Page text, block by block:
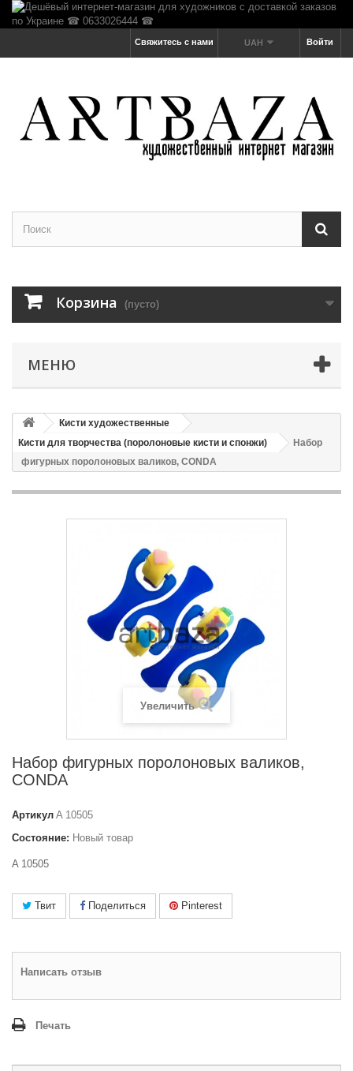
Войти
UAH
Свяжитесь с нами
Корзина (пусто)
МЕНЮ
Кисти художественные
Кисти для творчества (поролоновые кисти и спонжи)
Набор
фигурных поролоновых валиков, CONDA
Увеличить
Набор фигурных поролоновых валиков,
CONDA
Артикул A 10505
Состояние: Новый товар
A 10505
Твит Поделиться Pinterest
Написать отзыв
Печать